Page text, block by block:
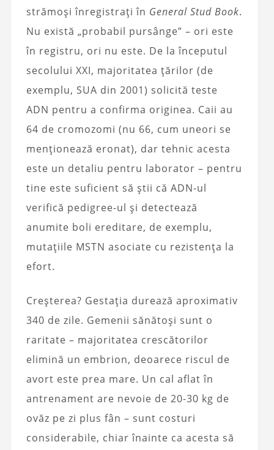
strămoși înregistrați în General Stud Book.
Nu există „probabil pursânge” – ori este
în registru, ori nu este. De la începutul
secolului XXI, majoritatea țărilor (de
exemplu, SUA din 2001) solicită teste
ADN pentru a confirma originea. Caii au
64 de cromozomi (nu 66, cum uneori se
menționează eronat), dar tehnic acesta
este un detaliu pentru laborator – pentru
tine este suficient să știi că ADN-ul
verifică pedigree-ul și detectează
anumite boli ereditare, de exemplu,
mutațiile MSTN asociate cu rezistența la
efort.
Creșterea? Gestația durează aproximativ
340 de zile. Gemenii sănătoși sunt o
raritate – majoritatea crescătorilor
elimină un embrion, deoarece riscul de
avort este prea mare. Un cal aflat în
antrenament are nevoie de 20-30 kg de
ovăz pe zi plus fân – sunt costuri
considerabile, chiar înainte ca acesta să